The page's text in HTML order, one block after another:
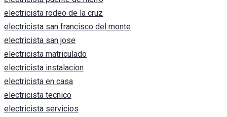
electricista rodeo de la cruz
electricista san francisco del monte
electricista san jose
electricista matriculado
electricista instalacion
electricista en casa
electricista tecnico
electricista servicios